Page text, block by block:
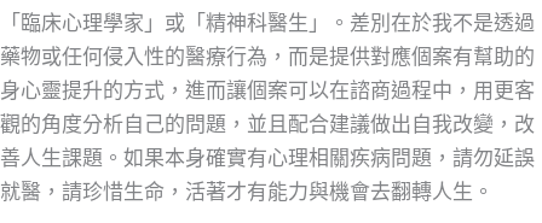
「臨床心理學家」或「精神科醫生」。差別在於我不是透過
藥物或任何侵入性的醫療行為，而是提供對應個案有幫助的
身心靈提升的方式，進而讓個案可以在諮商過程中，用更客
觀的角度分析自己的問題，並且配合建議做出自我改變，改
善人生課題。如果本身確實有心理相關疾病問題，請勿延誤
就醫，請珍惜生命，活著才有能力與機會去翻轉人生。